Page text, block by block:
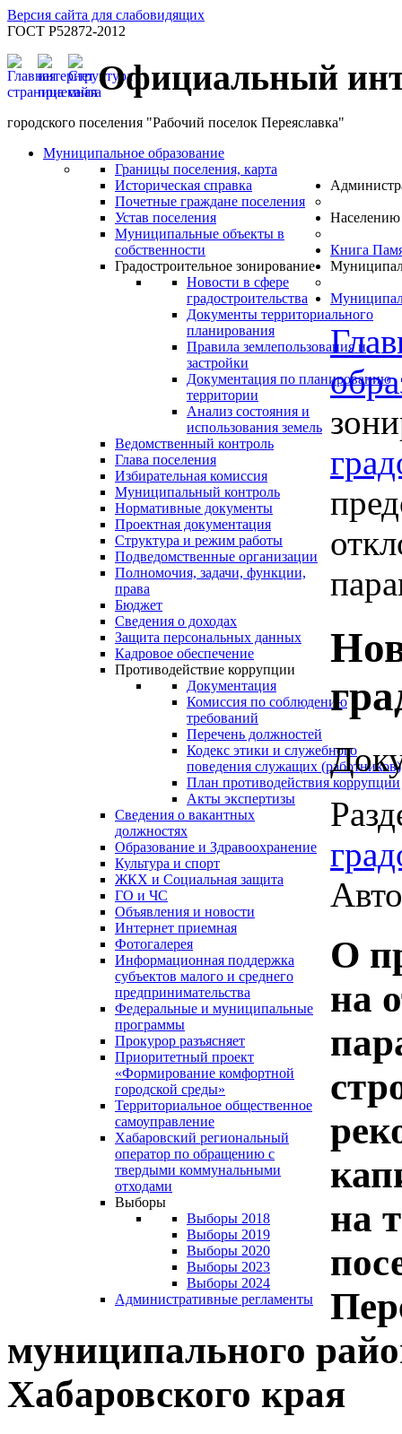
Версия сайта для слабовидящих
ГОСТ Р52872-2012
Официальный
городского поселения "Рабочий поселок Переяславка"
Муниципальное образование
Границы поселения, карта
Историческая справка
Почетные граждане поселения
Устав поселения
Муниципальные объекты в
собственности
Градостроительное зонирование
Новости в сфере
градостроительства
Документы территориального
планирования
Правила землепользования и
застройки
Документация по планированию
территории
Анализ состояния и
использования земель
Ведомственный контроль
Глава поселения
Избирательная комиссия
Муниципальный контроль
Нормативные документы
Проектная документация
Структура и режим работы
Подведомственные организации
Полномочия, задачи, функции,
права
Бюджет
Сведения о доходах
Защита персональных данных
Кадровое обеспечение
Противодействие коррупции
Документация
Комиссия по соблюдению
требований
Перечень должностей
Кодекс этики и служебного
поведения служащих (работников)
План противодействия коррупции
Акты экспертизы
Сведения о вакантных
должностях
Населению
Образование и Здравоохранение
Культура и спорт
ЖКХ и Социальная защита
ГО и ЧС
Объявления и новости
Интернет приемная
Фотогалерея
Информационная поддержка
субъектов малого и среднего
предпринимательства
Федеральные и муниципальные
программы
Прокурор разъясняет
Приоритетный проект
«Формирование комфортной
городской среды»
Территориальное общественное
самоуправление
Хабаровский региональный
оператор по обращению с
твердыми коммунальными
отходами
Выборы
Выборы 2018
Выборы 2019
Выборы 2020
Выборы 2023
Выборы 2024
Книга
Административные регламенты
О
на
на
муниципального
Хабаровского края